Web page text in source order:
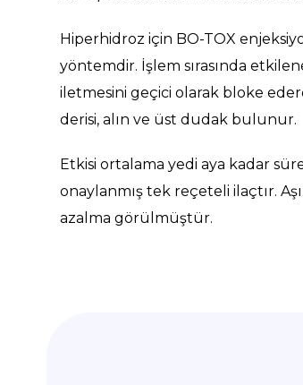
Hiperhidroz için BO-TOX
yöntemdir. İşlem sırasında
iletmesini geçici olarak bloke
derisi, alın ve üst dudak bulunur.
Etkisi ortalama yedi aya kadar
onaylanmış tek reçeteli ilaçtır.
azalma görülmüştür.